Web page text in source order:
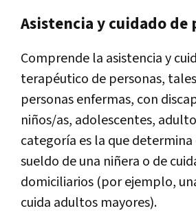
Asistencia y cuidado de
Comprende la asistencia y
terapéutico de personas,
personas enfermas, con
niños/as, adolescentes,
categoría es la que determina
sueldo de una niñera o de
domiciliarios (por ejemplo,
cuida adultos mayores).